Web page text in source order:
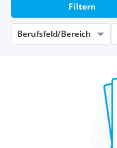
Filtern
Berufsfeld/Bereich